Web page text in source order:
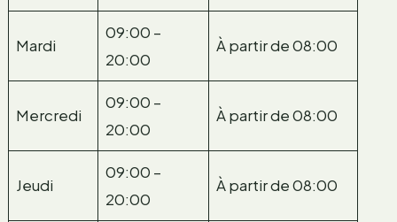
Mardi
09:00 –
20:00
À partir de 08:00
Mercredi
09:00 –
20:00
À partir de 08:00
Jeudi
09:00 –
20:00
À partir de 08:00